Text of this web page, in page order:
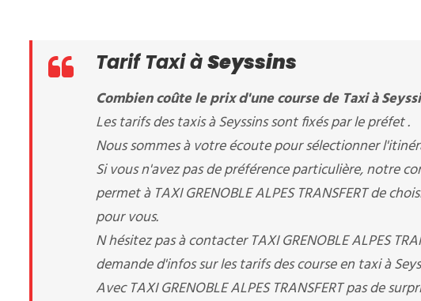
Tarif Taxi àSeyssins
Combien coûte le prix d'une course de Taxi à
Les tarifs des taxis à Seyssins sont fixés par le préfet .
Nous sommes à votre écoute pour sélectionner
Si vous n'avez pas de préférence particulière, notre
permet à TAXI GRENOBLE ALPES TRANSFERT de
pour vous.
N hésitez pas à contacter TAXI GRENOBLE ALPES
demande d'infos sur les tarifs des course en taxi à
Avec TAXI GRENOBLE ALPES TRANSFERT pas de